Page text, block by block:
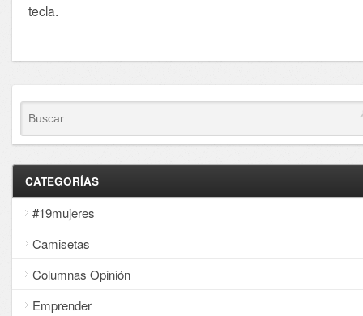
tecla.
CATEGORÍAS
#19mujeres
Camisetas
Columnas Opinión
Emprender